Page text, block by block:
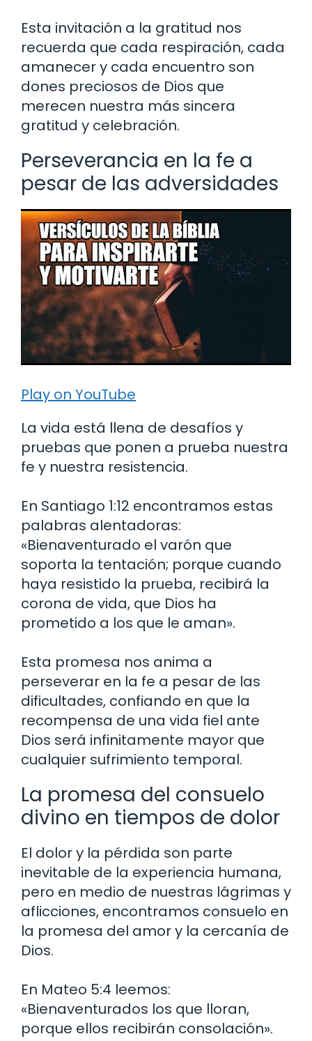
Esta invitación a la gratitud nos
recuerda que cada respiración, cada
amanecer y cada encuentro son
dones preciosos de Dios que
merecen nuestra más sincera
gratitud y celebración.
Perseverancia en la fe a
pesar de las adversidades
Play on YouTube
La vida está llena de desafíos y
pruebas que ponen a prueba nuestra
fe y nuestra resistencia.
En Santiago 1:12 encontramos estas
palabras alentadoras:
«Bienaventurado el varón que
soporta la tentación; porque cuando
haya resistido la prueba, recibirá la
corona de vida, que Dios ha
prometido a los que le aman».
Esta promesa nos anima a
perseverar en la fe a pesar de las
dificultades, confiando en que la
recompensa de una vida fiel ante
Dios será infinitamente mayor que
cualquier sufrimiento temporal.
La promesa del consuelo
divino en tiempos de dolor
El dolor y la pérdida son parte
inevitable de la experiencia humana,
pero en medio de nuestras lágrimas y
aflicciones, encontramos consuelo en
la promesa del amor y la cercanía de
Dios.
En Mateo 5:4 leemos:
«Bienaventurados los que lloran,
porque ellos recibirán consolación».